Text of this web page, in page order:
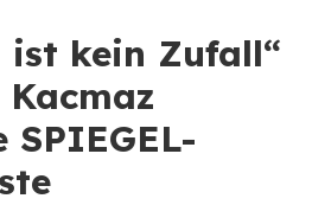
ist kein Zufall“